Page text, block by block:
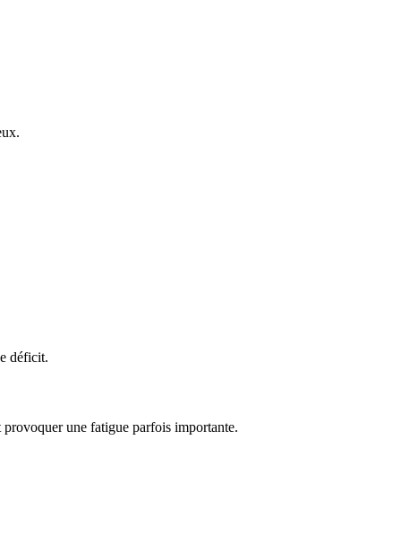
déficit.
provoquer une fatigue parfois importante.